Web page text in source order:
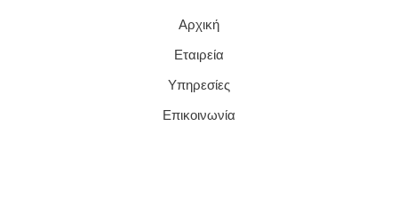
Αρχική
Εταιρεία
Υπηρεσίες
Επικοινωνία